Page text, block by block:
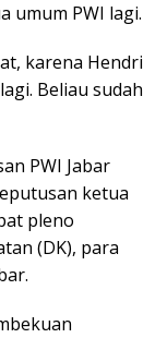
umum PWI lagi.
karena Hendri
Beliau sudah
PWI Jabar
ketua
pleno
(DK), para